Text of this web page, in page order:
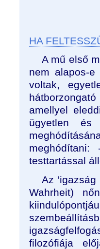
HA
A mű első
nem alapos-
voltak,
amellyel
ügyetlen
testtartással
Az
Wahrheit)
filozófiája